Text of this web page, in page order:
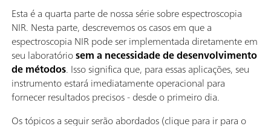
Esta é a quarta parte de nossa série sobre espectroscopia
NIR. Nesta parte, descrevemos os casos em que a
espectroscopia NIR pode ser implementada diretamente em
seu laboratóriosem a necessidade de desenvolvimento
de métodos. Isso significa que, para essas aplicações, seu
instrumento estará imediatamente operacional para
fornecer resultados precisos - desde o primeiro dia.
Os tópicos a seguir serão abordados (clique para ir para o